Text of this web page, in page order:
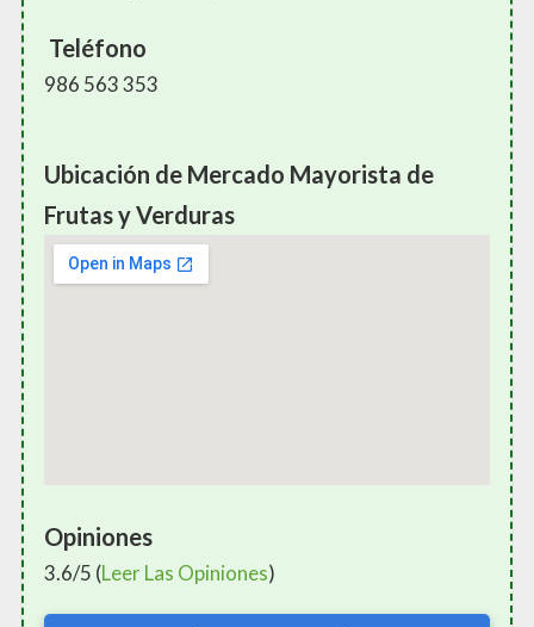
Teléfono
986 563 353
Ubicación de Mercado Mayorista de
Frutas y Verduras
Opiniones
3.6/5 (Leer Las Opiniones)